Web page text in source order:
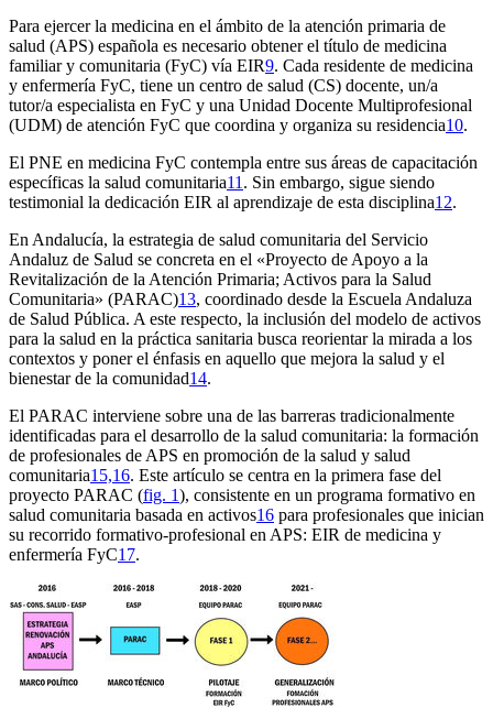
Para ejercer la medicina en el ámbito de la atención primaria de
salud (APS) española es necesario obtener el título de medicina
familiar y comunitaria (FyC) vía EIR9. Cada residente de medicina
y enfermería FyC, tiene un centro de salud (CS) docente, un/a
tutor/a especialista en FyC y una Unidad Docente Multiprofesional
(UDM) de atención FyC que coordina y organiza su residencia10.
El PNE en medicina FyC contempla entre sus áreas de capacitación
específicas la salud comunitaria11. Sin embargo, sigue siendo
testimonial la dedicación EIR al aprendizaje de esta disciplina12.
En Andalucía, la estrategia de salud comunitaria del Servicio
Andaluz de Salud se concreta en el «Proyecto de Apoyo a la
Revitalización de la Atención Primaria; Activos para la Salud
Comunitaria» (PARAC)13, coordinado desde la Escuela Andaluza
de Salud Pública. A este respecto, la inclusión del modelo de activos
para la salud en la práctica sanitaria busca reorientar la mirada a los
contextos y poner el énfasis en aquello que mejora la salud y el
bienestar de la comunidad14.
El PARAC interviene sobre una de las barreras tradicionalmente
identificadas para el desarrollo de la salud comunitaria: la formación
de profesionales de APS en promoción de la salud y salud
comunitaria15,16. Este artículo se centra en la primera fase del
proyecto PARAC (fig. 1), consistente en un programa formativo en
salud comunitaria basada en activos16 para profesionales que inician
su recorrido formativo-profesional en APS: EIR de medicina y
enfermería FyC17.